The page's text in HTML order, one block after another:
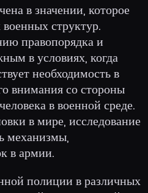
в значении, которое
структур.
правопорядка и
в условиях, когда
необходимость в
внимания со стороны
в военной среде.
в мире, исследование
механизмы,
в армии.
полиции в различных